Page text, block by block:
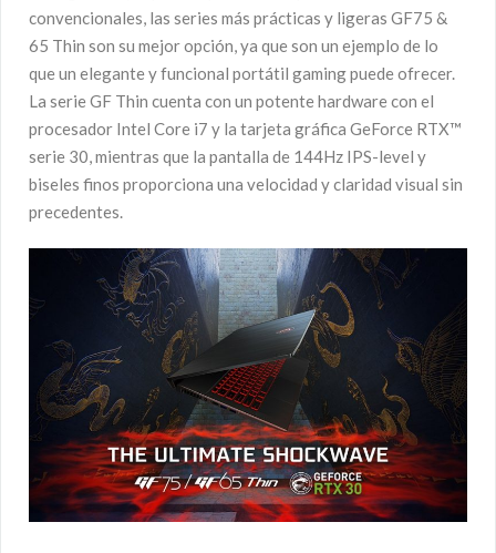
convencionales, las series más prácticas y ligeras GF75 &
65 Thin son su mejor opción, ya que son un ejemplo de lo
que un elegante y funcional portátil gaming puede ofrecer.
La serie GF Thin cuenta con un potente hardware con el
procesador Intel Core i7 y la tarjeta gráfica GeForce RTX™
serie 30, mientras que la pantalla de 144Hz IPS-level y
biseles finos proporciona una velocidad y claridad visual sin
precedentes.